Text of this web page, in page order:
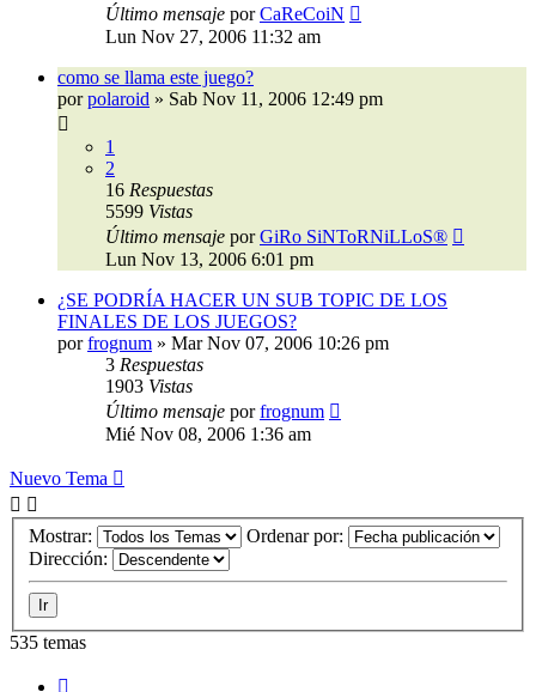
Último mensaje porCaReCoiN
Lun Nov 27, 2006 11:32 am
como se llama este juego?
porpolaroid » Sab Nov 11, 2006 12:49 pm
1
2
16 Respuestas
5599 Vistas
Último mensaje porGiRo SiNToRNiLLoS®
Lun Nov 13, 2006 6:01 pm
¿SE PODRÍA HACER UN SUB TOPIC DE LOS
FINALES DE LOS JUEGOS?
porfrognum » Mar Nov 07, 2006 10:26 pm
3 Respuestas
1903 Vistas
Último mensaje porfrognum
Mié Nov 08, 2006 1:36 am
Nuevo Tema
Mostrar:
Ordenar por:
Dirección:
535 temas